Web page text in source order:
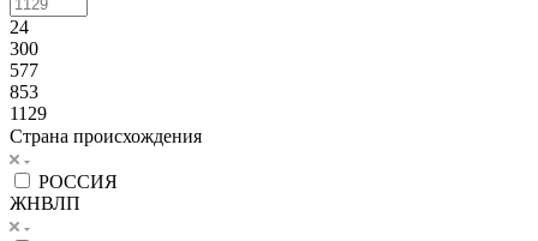
24
300
577
853
1129
Страна происхождения
РОССИЯ
ЖНВЛП